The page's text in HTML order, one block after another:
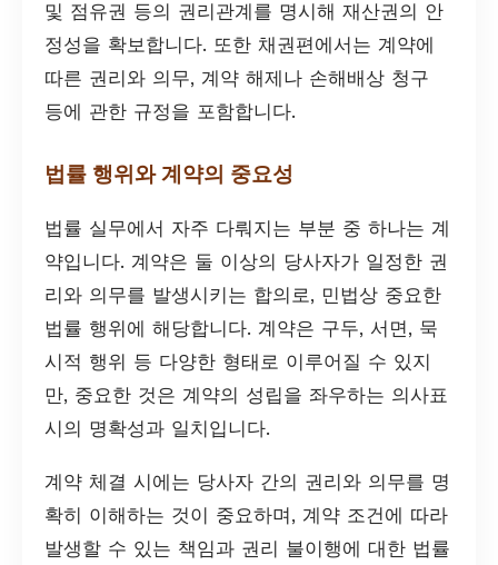
및 점유권 등의 권리관계를 명시해 재산권의 안
정성을 확보합니다. 또한 채권편에서는 계약에
따른 권리와 의무, 계약 해제나 손해배상 청구
등에 관한 규정을 포함합니다.
법률 행위와 계약의 중요성
법률 실무에서 자주 다뤄지는 부분 중 하나는 계
약입니다. 계약은 둘 이상의 당사자가 일정한 권
리와 의무를 발생시키는 합의로, 민법상 중요한
법률 행위에 해당합니다. 계약은 구두, 서면, 묵
시적 행위 등 다양한 형태로 이루어질 수 있지
만, 중요한 것은 계약의 성립을 좌우하는 의사표
시의 명확성과 일치입니다.
계약 체결 시에는 당사자 간의 권리와 의무를 명
확히 이해하는 것이 중요하며, 계약 조건에 따라
발생할 수 있는 책임과 권리 불이행에 대한 법률